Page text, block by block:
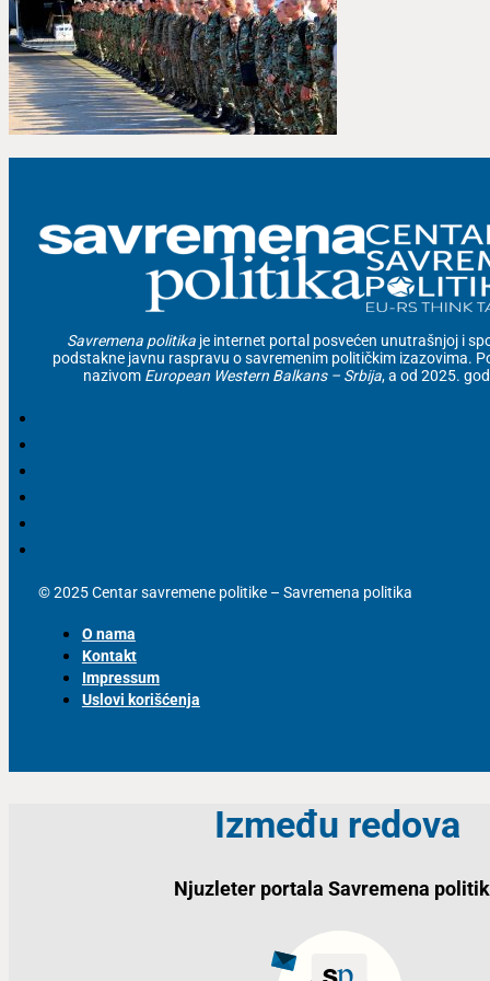
Savremena politika je internet portal posvećen unutrašnjoj i
podstakne javnu raspravu o savremenim političkim izazovima.
nazivom European Western Balkans – Srbija, a od 2025.
© 2025 Centar savremene politike – Savremena politika
O nama
Kontakt
Impressum
Uslovi korišćenja
Između redova
Njuzleter portala Savremena